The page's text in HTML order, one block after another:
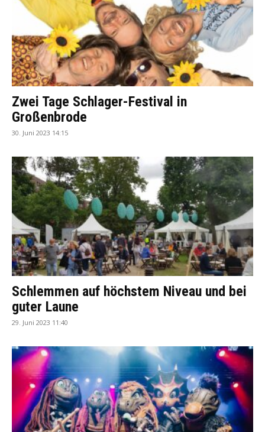
Zwei Tage Schlager-Festival in
Großenbrode
30. Juni 2023 14:15
Schlemmen auf höchstem Niveau und bei
guter Laune
29. Juni 2023 11:40